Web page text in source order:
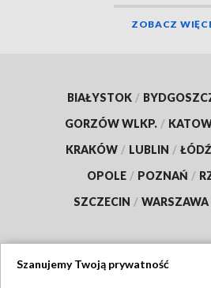
ZOBACZ
BIAŁYSTOK /
GORZÓW WLKP. /
KRAKÓW / LUBLIN / ŁÓDŹ
OPOLE / POZNAŃ /
SZCZECIN / WARSZAWA
Szanujemy Twoją prywatność